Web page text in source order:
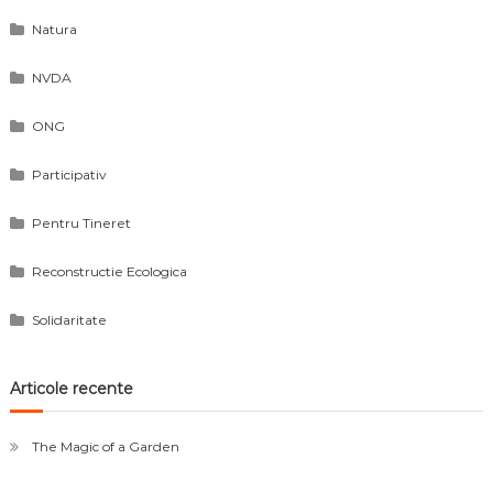
Natura
NVDA
ONG
Participativ
Pentru Tineret
Reconstructie Ecologica
Solidaritate
Articole recente
The Magic of a Garden